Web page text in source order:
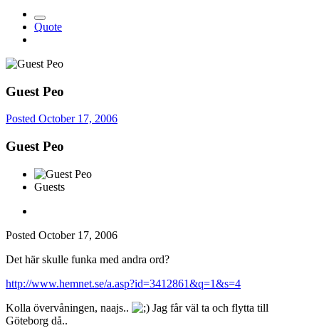
Quote
Guest Peo
Posted October 17, 2006
Guest Peo
Guests
Posted October 17, 2006
Det här skulle funka med andra ord?
http://www.hemnet.se/a.asp?id=3412861&q=1&s=4
Kolla övervåningen, naajs..
Jag får väl ta och flytta till
Göteborg då..